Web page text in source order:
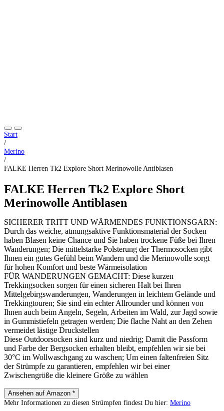
Start
/
Merino
/
FALKE Herren Tk2 Explore Short Merinowolle Antiblasen
FALKE Herren Tk2 Explore Short
Merinowolle Antiblasen
SICHERER TRITT UND WÄRMENDES FUNKTIONSGARN:
Durch das weiche, atmungsaktive Funktionsmaterial der Socken
haben Blasen keine Chance und Sie haben trockene Füße bei Ihren
Wanderungen; Die mittelstarke Polsterung der Thermosocken gibt
Ihnen ein gutes Gefühl beim Wandern und die Merinowolle sorgt
für hohen Komfort und beste Wärmeisolation
FÜR WANDERUNGEN GEMACHT: Diese kurzen
Trekkingsocken sorgen für einen sicheren Halt bei Ihren
Mittelgebirgswanderungen, Wanderungen in leichtem Gelände und
Trekkingtouren; Sie sind ein echter Allrounder und können von
Ihnen auch beim Angeln, Segeln, Arbeiten im Wald, zur Jagd sowie
in Gummistiefeln getragen werden; Die flache Naht an den Zehen
vermeidet lästige Druckstellen
Diese Outdoorsocken sind kurz und niedrig; Damit die Passform
und Farbe der Bergsocken erhalten bleibt, empfehlen wir sie bei
30°C im Wollwaschgang zu waschen; Um einen faltenfreien Sitz
der Strümpfe zu garantieren, empfehlen wir bei einer
Zwischengröße die kleinere Größe zu wählen
Ansehen auf Amazon *
Mehr Informationen zu diesen Strümpfen findest Du hier: Merino